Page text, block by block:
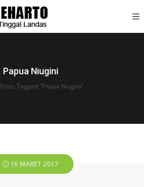
Papua Niugini
Posts Tagged "Papua Niugini"
16 MARET 2017